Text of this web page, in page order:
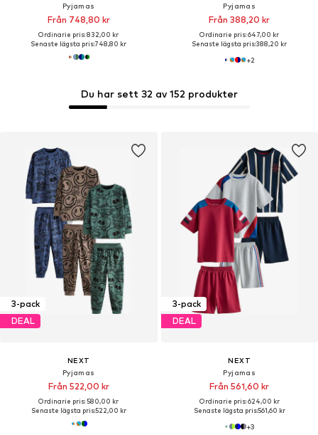
Pyjamas
Från 748,80 kr
Ordinarie pris: 832,00 kr
Senaste lägsta pris:748,80 kr
Pyjamas
Från 388,20 kr
Ordinarie pris: 647,00 kr
Senaste lägsta pris:388,20 kr
+2
3-pack
DEAL
NEXT
Pyjamas
Från 522,00 kr
Ordinarie pris: 580,00 kr
Senaste lägsta pris:522,00 kr
Du har sett 32 av 152 produkter
3-pack
DEAL
NEXT
Pyjamas
Från 561,60 kr
Ordinarie pris: 624,00 kr
Senaste lägsta pris:561,60 kr
+3